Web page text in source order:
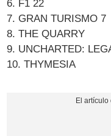
6. F1 22
7. GRAN TURISMO 7
8. THE QUARRY
9. UNCHARTED:
10. THYMESIA